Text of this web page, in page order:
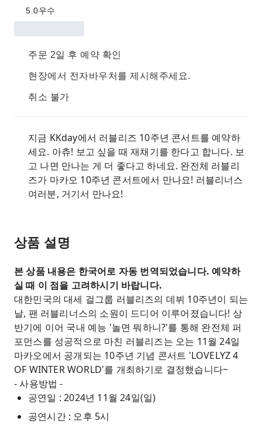
5.0우수
주문 2일 후 예약 확인
현장에서 전자바우처를 제시해주세요.
취소 불가
지금 KKday에서 러블리즈 10주년 콘서트를 예약하
세요. 아츄! 보고 싶을 때 재채기를 한다고 합니다. 보
고 나면 만나는 게 더 좋다고 하네요. 완전체 러블리
즈가 마카오 10주년 콘서트에서 만나요! 러블리너스
여러분, 거기서 만나요!
상품 설명
본 상품 내용은 한국어로 자동 번역되었습니다. 예약하
실 때 이 점을 고려하시기 바랍니다.
대한민국의 대세 걸그룹 러블리즈의 데뷔 10주년이 되는
날, 팬 러블리너스의 소원이 드디어 이루어졌습니다! 상
반기에 이어 국내 예능 '놀면 뭐하니?'를 통해 완전체 퍼
포먼스를 성공적으로 마친 러블리즈는 오는 11월 24일
마카오에서 공개되는 10주년 기념 콘서트 'LOVELYZ 4
OF WINTER WORLD'를 개최하기로 결정했습니다~
- 사용방법 -
공연일 : 2024년 11월 24일(일)
공연시간 : 오후 5시